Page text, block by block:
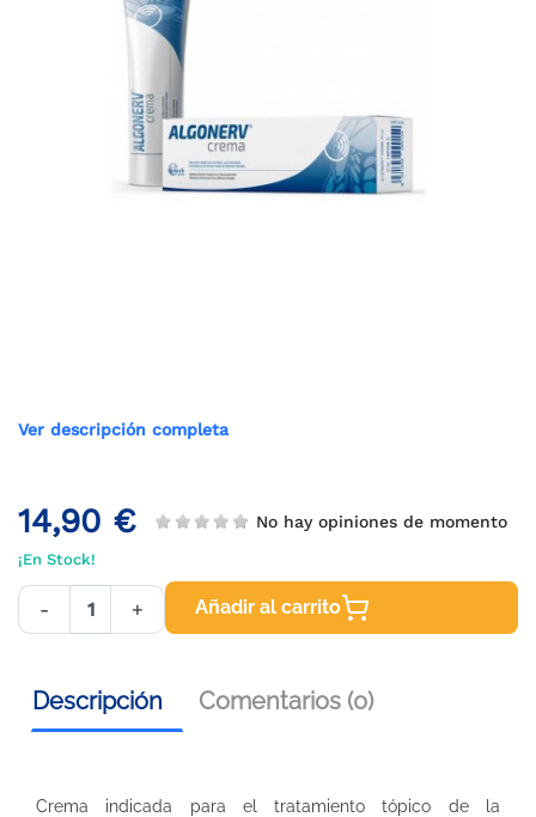
Ver descripción completa
14,90 € No hay opiniones de momento
¡En Stock!
- + Añadir al carrito
Descripción Comentarios (0)
Crema indicada para el tratamiento tópico de la